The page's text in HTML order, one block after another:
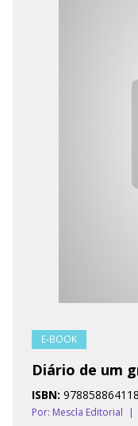
E-BOOK
Diário de um
ISBN:
Por: Mescla Editorial |